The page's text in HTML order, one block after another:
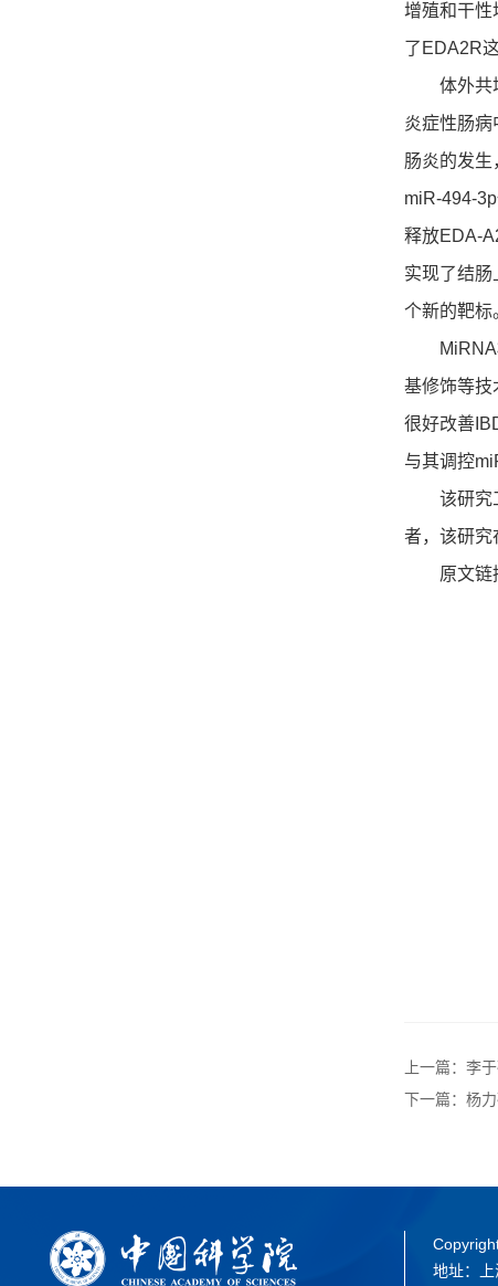
增殖和干性
了EDA2R
体外共培
炎症性肠
肠炎的发生
miR-494-
释放EDA-
实现了结
个新的靶标
MiRNA相
基修饰等技
很好改善
与其调控
该研究工
者，该研究
原文链
上一篇：李
下一篇：杨
地址：